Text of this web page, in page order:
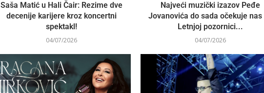
Saša Matić u Hali Čair: Rezime dve
decenije karijere kroz koncertni
spektakl!
04/07/2026
Najveći muzički izazov Peđe
Jovanovića do sada očekuje nas
Letnjoj pozornici...
04/07/2026